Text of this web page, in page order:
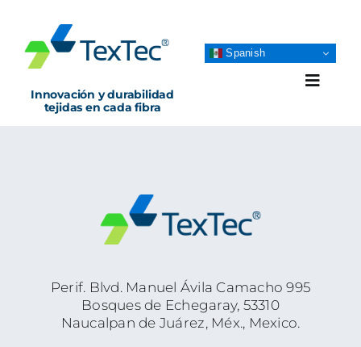
content
Innovación y durabilidad
tejidas en cada fibra
Spanish
Toggle
Perif. Blvd. Manuel Ávila Camacho 995
Bosques de Echegaray, 53310
Naucalpan de Juárez, Méx., Mexico.